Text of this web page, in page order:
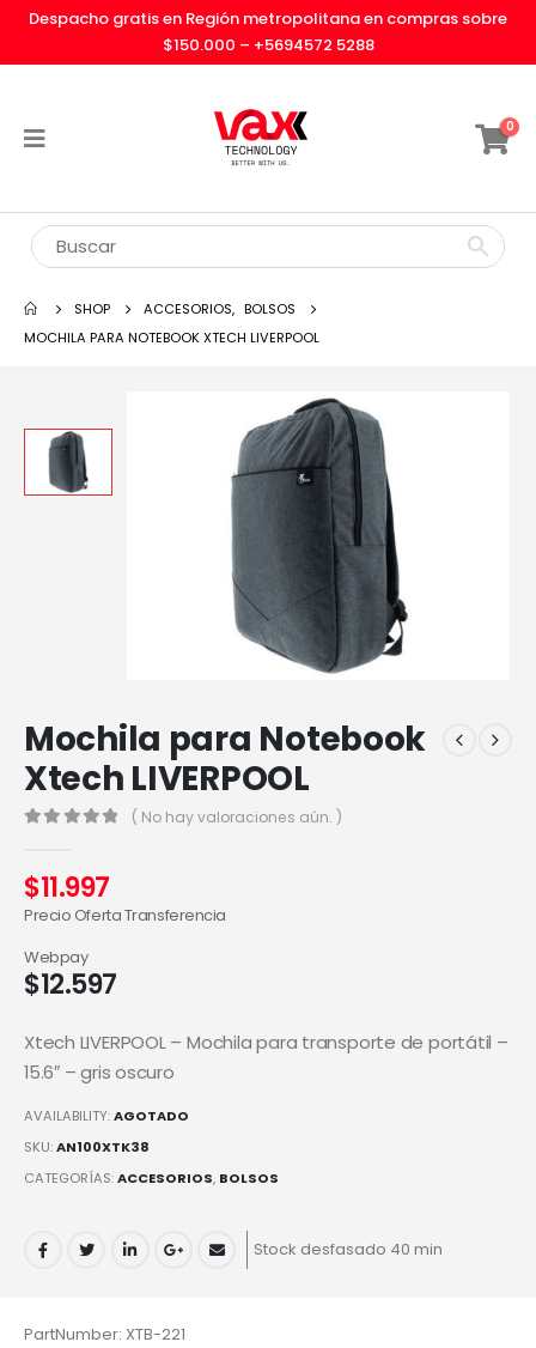
Despacho gratis en Región metropolitana en compras sobre
$150.000 – +5694572 5288
0
SHOP ACCESORIOS, BOLSOS
MOCHILA PARA NOTEBOOK XTECH LIVERPOOL
Mochila para Notebook
Xtech LIVERPOOL
( No hay valoraciones aún. )
$11.997
Precio Oferta Transferencia
$12.597
Webpay
Xtech LIVERPOOL – Mochila para transporte de portátil –
15.6″ – gris oscuro
AVAILABILITY:AGOTADO
SKU:AN100XTK38
CATEGORÍAS:ACCESORIOS, BOLSOS
Stock desfasado 40 min
PartNumber: XTB-221